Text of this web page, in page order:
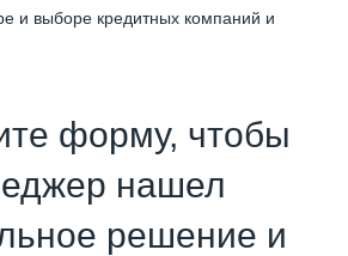
и выборе кредитных компаний и
форму, чтобы
нашел
решение и